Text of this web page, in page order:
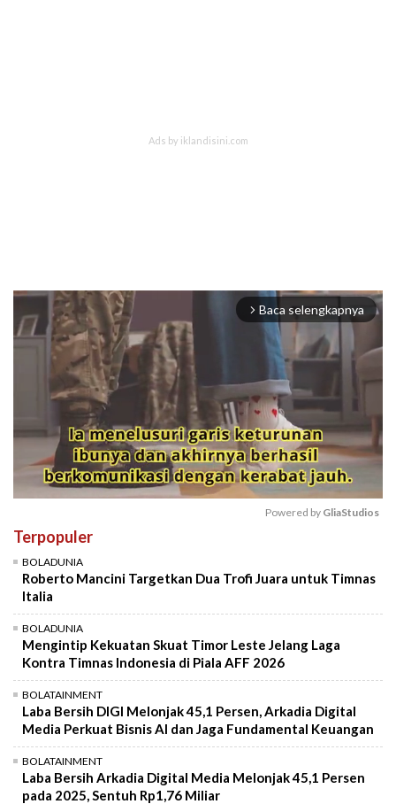
arrow_forward_ios Baca selengkapnya
Powered by GliaStudios
Terpopuler
BOLADUNIA
Roberto Mancini Targetkan Dua Trofi Juara untuk Timnas
Italia
BOLADUNIA
Mengintip Kekuatan Skuat Timor Leste Jelang Laga
Kontra Timnas Indonesia di Piala AFF 2026
BOLATAINMENT
Laba Bersih DIGI Melonjak 45,1 Persen, Arkadia Digital
Media Perkuat Bisnis AI dan Jaga Fundamental Keuangan
BOLATAINMENT
Laba Bersih Arkadia Digital Media Melonjak 45,1 Persen
pada 2025, Sentuh Rp1,76 Miliar